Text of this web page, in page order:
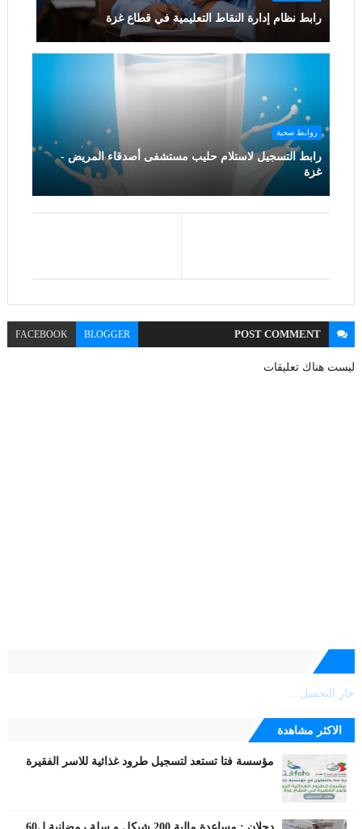
رابط نظام إدارة النقاط التعليمية في قطاع غزة
روابط صحية
رابط التسجيل لاستلام حليب مستشفى أصدقاء المريض -
غزة
POSTCOMMENT
BLOGGER
FACEBOOK
ليست هناك تعليقات
جارٍ التحميل...
الاكثر مشاهدة
مؤسسة فتا تستعد لتسجيل طرود غذائية للاسر الفقيرة